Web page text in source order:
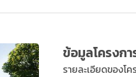
ข้อมูลโครงกา
รายละเอียดของโค